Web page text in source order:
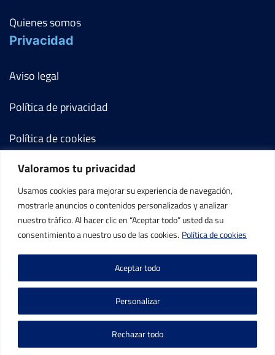
Valoramos tu privacidad
Usamos cookies para mejorar su experiencia de navegación,
mostrarle anuncios o contenidos personalizados y analizar
nuestro tráfico. Al hacer clic en “Aceptar todo” usted da su
consentimiento a nuestro uso de las cookies. Política de cookies
Personalizar
Rechazar todo
Aceptar todo
Quienes somos
Privacidad
Aviso legal
Política de privacidad
Política de cookies
Términos y condiciones
Mi cuenta
Contacto